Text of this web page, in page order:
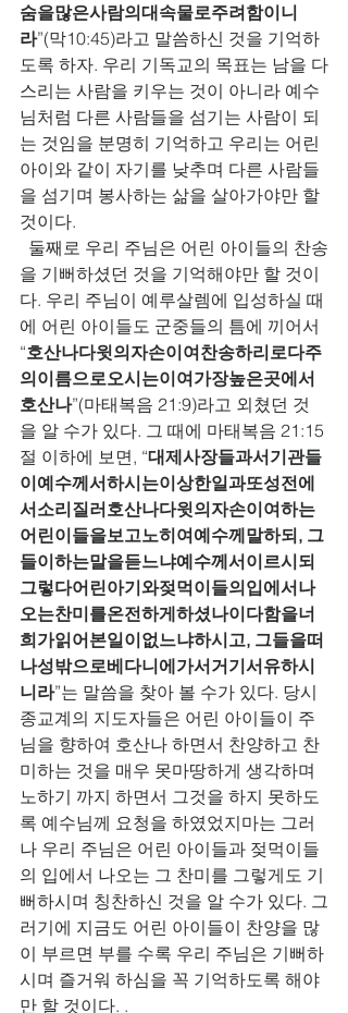
숨을많은사람의대속물로주려함이니
라”(막10:45)라고 말씀하신 것을 기억하
도록 하자. 우리 기독교의 목표는 남을 다
스리는 사람을 키우는 것이 아니라 예수
님처럼 다른 사람들을 섬기는 사람이 되
는 것임을 분명히 기억하고 우리는 어린
아이와 같이 자기를 낮추며 다른 사람들
을 섬기며 봉사하는 삶을 살아가야만 할
것이다.
둘째로 우리 주님은 어린 아이들의 찬송
을 기뻐하셨던 것을 기억해야만 할 것이
다. 우리 주님이 예루살렘에 입성하실 때
에 어린 아이들도 군중들의 틈에 끼어서
“호산나다윗의자손이여찬송하리로다주
의이름으로오시는이여가장높은곳에서
호산나”(마태복음 21:9)라고 외쳤던 것
을 알 수가 있다. 그 때에 마태복음 21:15
절 이하에 보면, “대제사장들과서기관들
이예수께서하시는이상한일과또성전에
서소리질러호산나다윗의자손이여하는
어린이들을보고노히여예수께말하되, 그
들이하는말을듣느냐예수께서이르시되
그렇다어린아기와젖먹이들의입에서나
오는찬미를온전하게하셨나이다함을너
희가읽어본일이없느냐하시고, 그들을떠
나성밖으로베다니에가서거기서유하시
니라”는 말씀을 찾아 볼 수가 있다. 당시
종교계의 지도자들은 어린 아이들이 주
님을 향하여 호산나 하면서 찬양하고 찬
미하는 것을 매우 못마땅하게 생각하며
노하기 까지 하면서 그것을 하지 못하도
록 예수님께 요청을 하였었지마는 그러
나 우리 주님은 어린 아이들과 젖먹이들
의 입에서 나오는 그 찬미를 그렇게도 기
뻐하시며 칭찬하신 것을 알 수가 있다. 그
러기에 지금도 어린 아이들이 찬양을 많
이 부르면 부를 수록 우리 주님은 기뻐하
시며 즐거워 하심을 꼭 기억하도록 해야
만 할 것이다. .